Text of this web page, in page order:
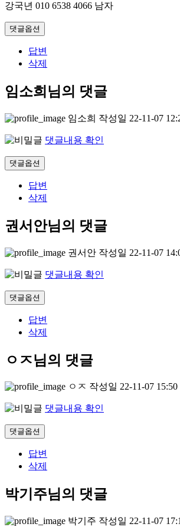
강국년 010 6538 4066 남자
댓글옵션
답변
삭제
임소희님의 댓글
임소희 작성일 22-11-07
댓글내용 확인
댓글옵션
답변
삭제
권서안님의 댓글
권서안 작성일 22-11-07
댓글내용 확인
댓글옵션
답변
삭제
ㅇㅈ님의 댓글
ㅇㅈ 작성일 22-11-07 15:50
댓글내용 확인
댓글옵션
답변
삭제
박기주님의 댓글
박기주 작성일 22-11-07